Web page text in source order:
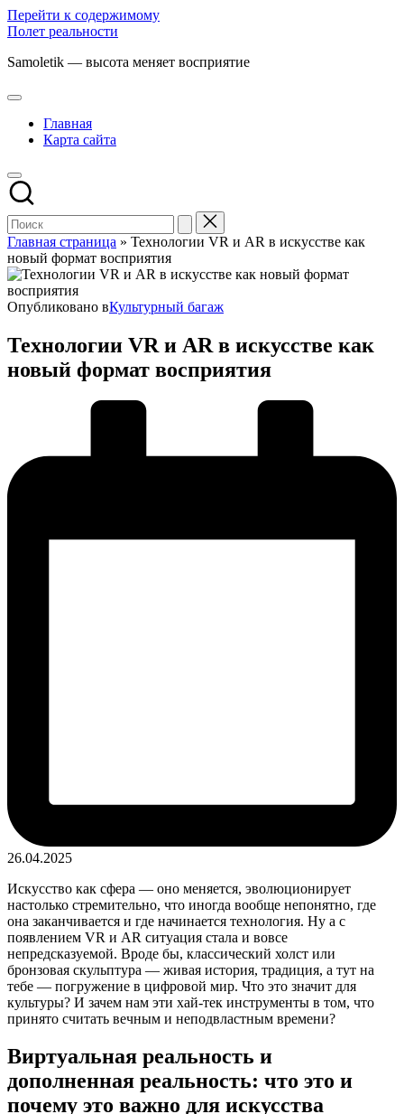
Перейти к содержимому
Полет реальности
Samoletik — высота меняет восприятие
Главная
Карта сайта
Главная страница » Технологии VR и AR в искусстве как
новый формат восприятия
Опубликовано вКультурный багаж
Технологии VR и AR в искусстве как
новый формат восприятия
26.04.2025
Искусство как сфера — оно меняется, эволюционирует
настолько стремительно, что иногда вообще непонятно, где
она заканчивается и где начинается технология. Ну а с
появлением VR и AR ситуация стала и вовсе
непредсказуемой. Вроде бы, классический холст или
бронзовая скульптура — живая история, традиция, а тут на
тебе — погружение в цифровой мир. Что это значит для
культуры? И зачем нам эти хай-тек инструменты в том, что
принято считать вечным и неподвластным времени?
Виртуальная реальность и
дополненная реальность: что это и
почему это важно для искусства